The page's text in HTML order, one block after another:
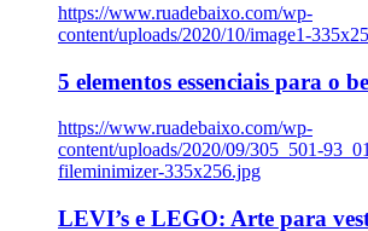
https://www.ruadebaixo.com/wp-
content/uploads/2020/10/image1-
5 elementos essenciais para o
https://www.ruadebaixo.com/wp-
content/uploads/2020/09/305_501-
fileminimizer-335x256.jpg
LEVI’s e LEGO: Arte para